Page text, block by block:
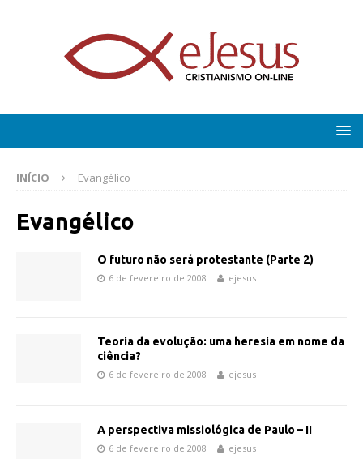
INÍCIO Evangélico
Evangélico
O futuro não será protestante (Parte 2)
6 de fevereiro de 2008 ejesus
Teoria da evolução: uma heresia em nome da
ciência?
6 de fevereiro de 2008 ejesus
A perspectiva missiológica de Paulo – II
6 de fevereiro de 2008 ejesus